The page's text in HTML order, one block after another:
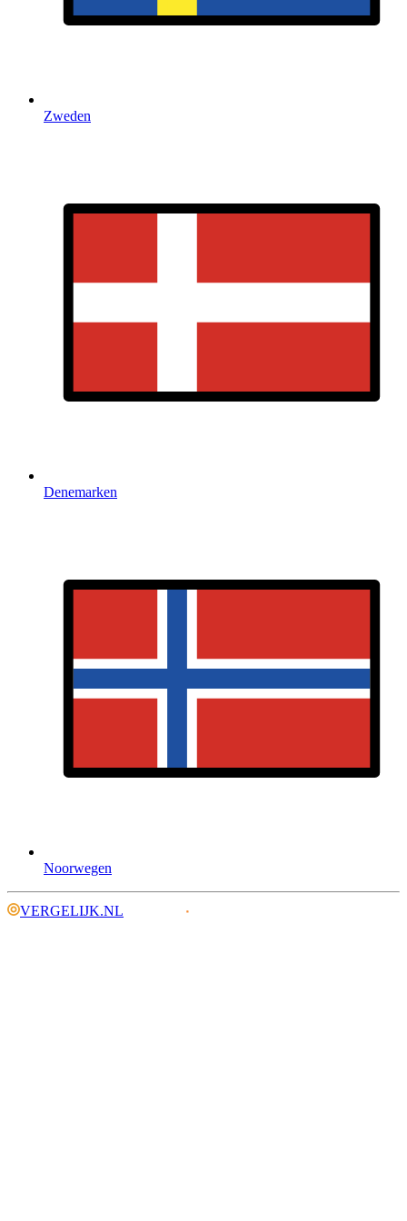
Zweden
Denemarken
Noorwegen
VERGELIJK.NL